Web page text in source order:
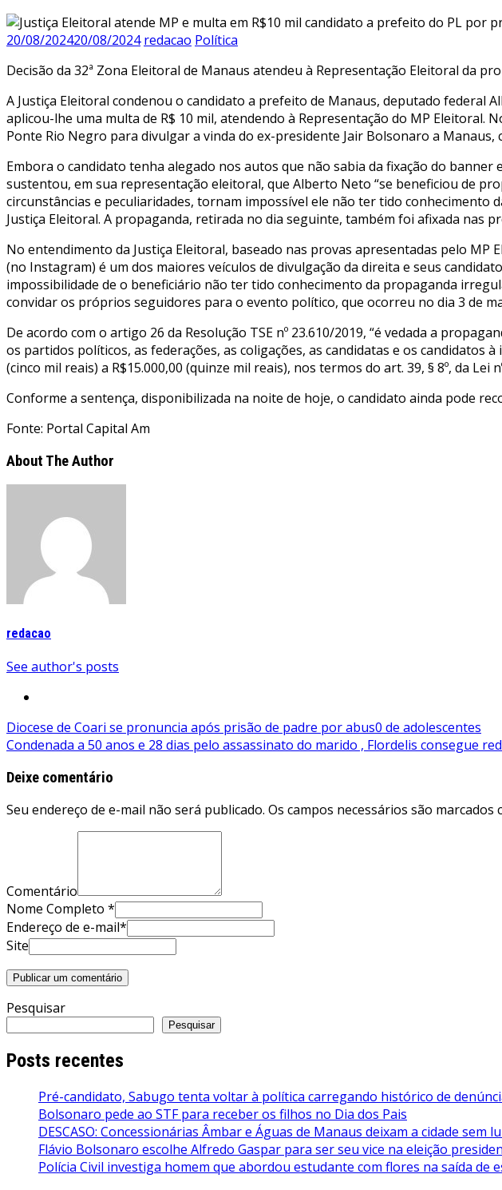
20/08/202420/08/2024 redacao Política
Decisão da 32ª Zona Eleitoral de Manaus atendeu à Representação Eleitoral da
A Justiça Eleitoral condenou o candidato a prefeito de Manaus, deputado
aplicou-lhe uma multa de R$ 10 mil, atendendo à Representação do MP
Ponte Rio Negro para divulgar a vinda do ex-presidente Jair Bolsonaro a
Embora o candidato tenha alegado nos autos que não sabia da fixação do
sustentou, em sua representação eleitoral, que Alberto Neto “se beneficiou de
circunstâncias e peculiaridades, tornam impossível ele não ter tido
Justiça Eleitoral. A propaganda, retirada no dia seguinte, também foi afixada nas
No entendimento da Justiça Eleitoral, baseado nas provas apresentadas pelo MP
(no Instagram) é um dos maiores veículos de divulgação da direita e seus
impossibilidade de o beneficiário não ter tido conhecimento da propaganda
convidar os próprios seguidores para o evento político, que ocorreu no dia 3 de
De acordo com o artigo 26 da Resolução TSE nº 23.610/2019, “é vedada a
os partidos políticos, as federações, as coligações, as candidatas e os
(cinco mil reais) a R$15.000,00 (quinze mil reais), nos termos do art. 39, § 8º, da Lei
Conforme a sentença, disponibilizada na noite de hoje, o candidato ainda pode
Fonte: Portal Capital Am
About The Author
redacao
See author's posts
Navegação
de
Post
Diocese de Coari se pronuncia após prisão de padre por abus0 de adolescentes
Condenada a 50 anos e 28 dias pelo assassinato do marido , Flordelis consegue
Deixe comentário
Seu endereço de e-mail não será publicado. Os campos necessários são marcados
Comentário
Nome Completo *
Endereço de e-mail*
Site
Pesquisar
Pesquisar
Posts recentes
Pré-candidato, Sabugo tenta voltar à política carregando histórico de
Bolsonaro pede ao STF para receber os filhos no Dia dos Pais
DESCASO: Concessionárias Âmbar e Águas de Manaus deixam a cidade
Flávio Bolsonaro escolhe Alfredo Gaspar para ser seu vice na eleição
Polícia Civil investiga homem que abordou estudante com flores na saída de